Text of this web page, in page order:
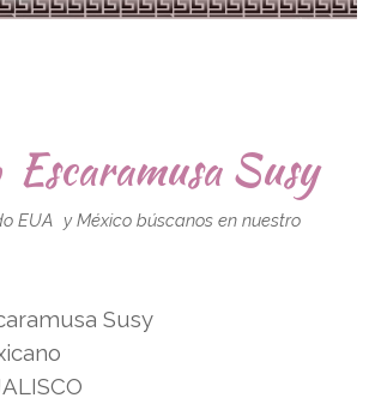
Escaramusa Susy
EUA y México búscanos en nuestro
Susy